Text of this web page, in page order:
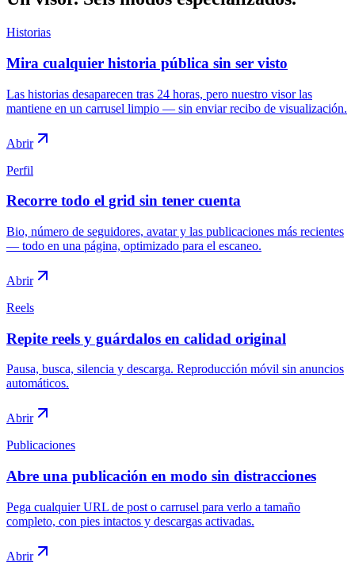
Historias
Mira cualquier historia pública sin ser visto
Las historias desaparecen tras 24 horas, pero nuestro visor las
mantiene en un carrusel limpio — sin enviar recibo de visualización.
Abrir
Perfil
Recorre todo el grid sin tener cuenta
Bio, número de seguidores, avatar y las publicaciones más recientes
— todo en una página, optimizado para el escaneo.
Abrir
Reels
Repite reels y guárdalos en calidad original
Pausa, busca, silencia y descarga. Reproducción móvil sin anuncios
automáticos.
Abrir
Publicaciones
Abre una publicación en modo sin distracciones
Pega cualquier URL de post o carrusel para verlo a tamaño
completo, con pies intactos y descargas activadas.
Abrir